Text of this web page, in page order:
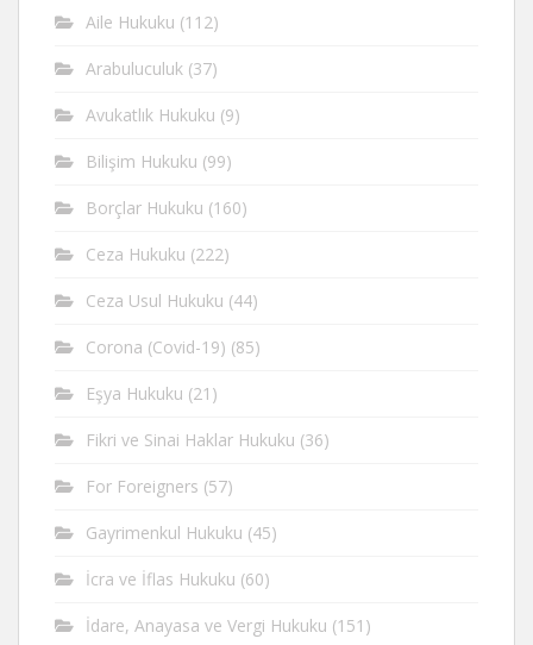
Aile Hukuku (112)
Arabuluculuk (37)
Avukatlık Hukuku (9)
Bilişim Hukuku (99)
Borçlar Hukuku (160)
Ceza Hukuku (222)
Ceza Usul Hukuku (44)
Corona (Covid-19) (85)
Eşya Hukuku (21)
Fikri ve Sinai Haklar Hukuku (36)
For Foreigners (57)
Gayrimenkul Hukuku (45)
İcra ve İflas Hukuku (60)
İdare, Anayasa ve Vergi Hukuku (151)